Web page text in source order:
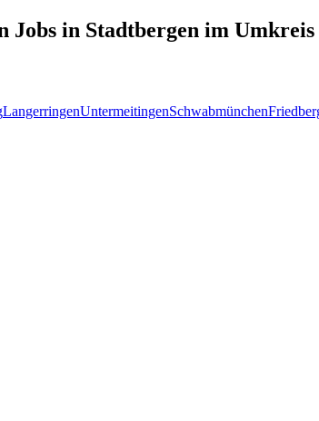
Jobs in Stadtbergen im Umkreis
LangerringenUntermeitingenSchwabmünchen